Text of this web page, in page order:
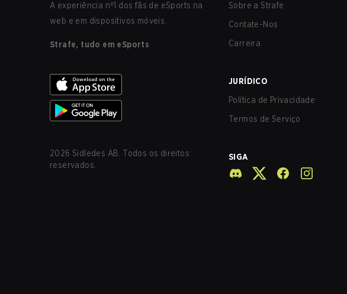
A experiência nº1 dos fãs de eSports na
web e em dispositivos móveis.
Strafe, tudo em eSports
2026 Sidledes AB. Todos os direitos
reservados.
Sobre a Strafe
Contate-Nos
Carreira
JURÍDICO
Política de Privacidade
Termos de Serviço
SIGA